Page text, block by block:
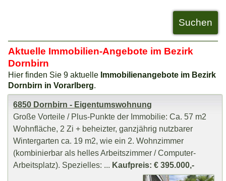
Aktuelle Immobilien-Angebote im Bezirk
Dornbirn
Hier finden Sie 9 aktuelle Immobilienangebote im Bezirk
Dornbirn in Vorarlberg.
6850 Dornbirn - Eigentumswohnung
Große Vorteile / Plus-Punkte der Immobilie: Ca. 57 m2
Wohnfläche, 2 Zi + beheizter, ganzjährig nutzbarer
Wintergarten ca. 19 m2, wie ein 2. Wohnzimmer
(kombinierbar als helles Arbeitszimmer / Computer-
Arbeitsplatz). Spezielles: ... Kaufpreis: € 395.000,-